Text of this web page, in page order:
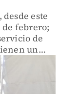
este
de febrero;
de
un